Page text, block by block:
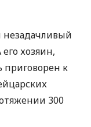
незадачливый
хозяин,
приговорен к
300